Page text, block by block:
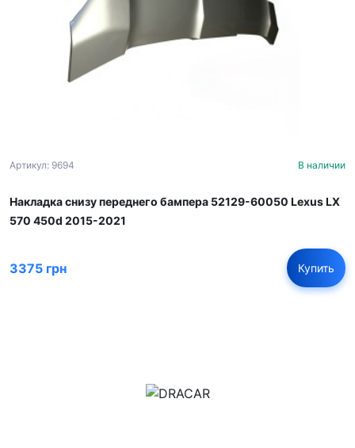
Артикул: 9694 В наличии
Накладка снизу переднего бампера 52129-60050 Lexus LX
570 450d 2015-2021
3375 грн Купить